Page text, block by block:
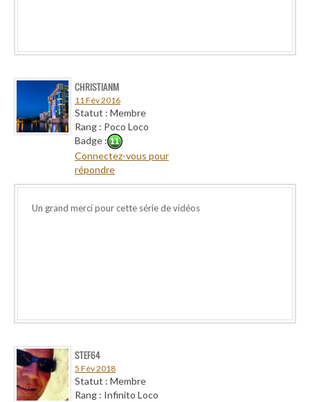
CHRISTIANM
11 Fév 2016
Statut : Membre
Rang : Poco Loco
Badge :
Connectez-vous pour
répondre
Un grand merci pour cette série de vidéos
STEF64
5 Fév 2018
Statut : Membre
Rang : Infinito Loco